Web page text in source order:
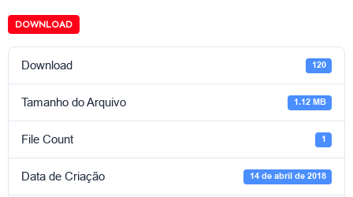
DOWNLOAD
Download 120
Tamanho do Arquivo 1.12 MB
File Count 1
Data de Criação 14 de abril de 2018